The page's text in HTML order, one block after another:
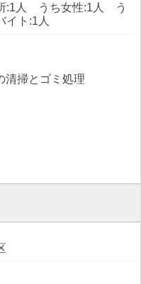
:1人 うち女性:1人 う
イト:1人
清掃とゴミ処理